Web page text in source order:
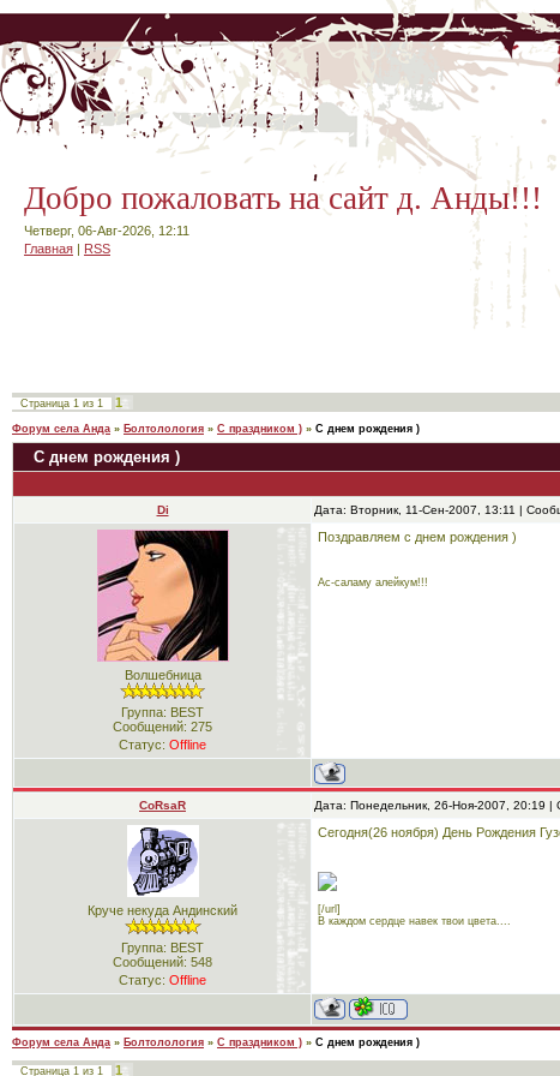
Добро пожаловать на сайт д. Анды!!!
Четверг, 06-Авг-2026, 12:11
Главная | RSS
Страница 1 из 1 1
Форум села Анда » Болтолология » С праздником ) » С днем рождения )
С днем рождения )
Di Дата: Вторник, 11-Сен-2007, 13:11 |
Волшебница
Группа: BEST
Сообщений: 275
Статус: Offline
Поздравляем с днем рождения )
Ас-саламу алейкум!!!
CoRsaR Дата: Понедельник, 26-Ноя-2007, 20:19
Круче некуда Андинский
Группа: BEST
Сообщений: 548
Статус: Offline
Сегодня(26 ноября) День Рождения
[/url]
В каждом сердце навек твои цвета....
Форум села Анда » Болтолология » С праздником ) » С днем рождения )
Страница 1 из 1 1